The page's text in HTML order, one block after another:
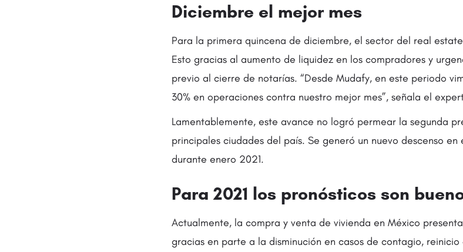
Diciembre el mejor mes
Para la primera quincena de diciembre, el sector del real
Esto gracias al aumento de liquidez en los compradores y
previo al cierre de notarías. “Desde Mudafy, en este periodo
30% en operaciones contra nuestro mejor mes”, señala el
Lamentablemente, este avance no logró permear la segunda
principales ciudades del país. Se generó un nuevo descenso
durante enero 2021.
Para 2021 los pronósticos son
Actualmente, la compra y venta de vivienda en México
gracias en parte a la disminución en casos de contagio,